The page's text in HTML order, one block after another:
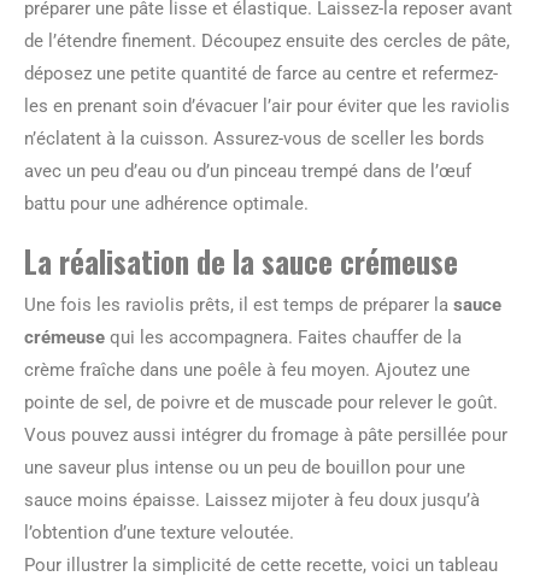
préparer une pâte lisse et élastique. Laissez-la reposer avant
de l’étendre finement. Découpez ensuite des cercles de pâte,
déposez une petite quantité de farce au centre et refermez-
les en prenant soin d’évacuer l’air pour éviter que les raviolis
n’éclatent à la cuisson. Assurez-vous de sceller les bords
avec un peu d’eau ou d’un pinceau trempé dans de l’œuf
battu pour une adhérence optimale.
La réalisation de la sauce crémeuse
Une fois les raviolis prêts, il est temps de préparer la sauce
crémeuse qui les accompagnera. Faites chauffer de la
crème fraîche dans une poêle à feu moyen. Ajoutez une
pointe de sel, de poivre et de muscade pour relever le goût.
Vous pouvez aussi intégrer du fromage à pâte persillée pour
une saveur plus intense ou un peu de bouillon pour une
sauce moins épaisse. Laissez mijoter à feu doux jusqu’à
l’obtention d’une texture veloutée.
Pour illustrer la simplicité de cette recette, voici un tableau